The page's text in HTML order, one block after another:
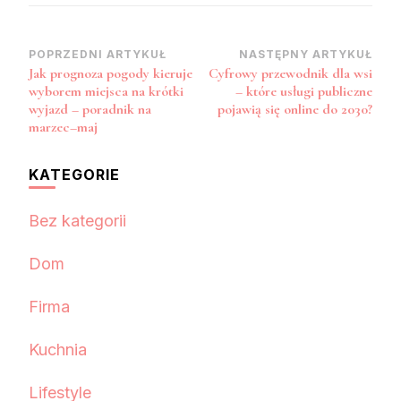
Nawigacja
wpisu
POPRZEDNI ARTYKUŁ
Jak prognoza pogody kieruje
wyborem miejsca na krótki
wyjazd – poradnik na
marzec–maj
NASTĘPNY ARTYKUŁ
Cyfrowy przewodnik dla wsi
– które usługi publiczne
pojawią się online do 2030?
KATEGORIE
Bez kategorii
Dom
Firma
Kuchnia
Lifestyle